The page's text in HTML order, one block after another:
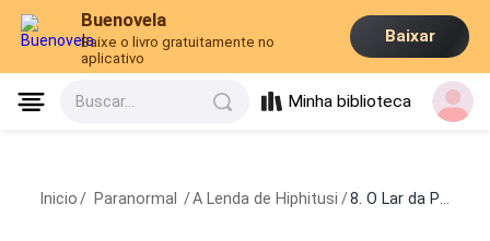
Buenovela
Baixe o livro gratuitamente no
aplicativo
Baixar
Buscar... Minha biblioteca
Inicio / Paranormal /A Lenda de Hiphitusi /8. O Lar da Pedra